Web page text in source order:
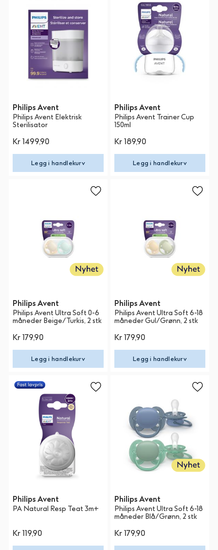
Philips Avent
Philips Avent Elektrisk
Sterilisator
Kr 1499,90
Legg i handlekurv
Philips Avent
Philips Avent Trainer Cup
150ml
Kr 189,90
Legg i handlekurv
Philips Avent
Philips Avent Ultra Soft 0-6
måneder Beige/Turkis, 2 stk
Kr 179,90
Legg i handlekurv
Philips Avent
Philips Avent Ultra Soft 6-18
måneder Gul/Grønn, 2 stk
Kr 179,90
Legg i handlekurv
Philips Avent
PA Natural Resp Teat 3m+
Kr 119,90
Philips Avent
Philips Avent Ultra Soft 6-18
måneder Blå/Grønn, 2 stk
Kr 179,90